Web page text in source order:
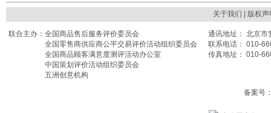
关于我们 | 版权
联合主办： 全国商品售后服务评价委员会
全国零售商供应商公平交易评价活动组织委员会
全国商品顾客满意度测评活动办公室
中国策划评价活动组织委员会
五洲创意机构
通讯地址： 北京
联系电话： 010-
传真地址： 010-
备案号